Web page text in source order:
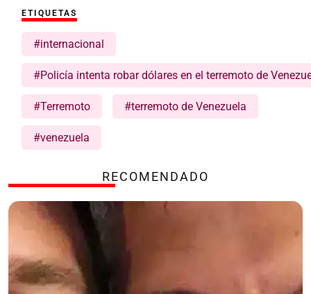
ETIQUETAS
#internacional
#Policía intenta robar dólares en el terremoto de
#Terremoto #terremoto de Venezuela
#venezuela
RECOMENDADO